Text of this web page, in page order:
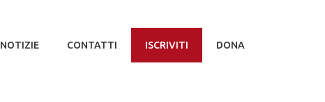
NOTIZIE CONTATTI ISCRIVITI DONA